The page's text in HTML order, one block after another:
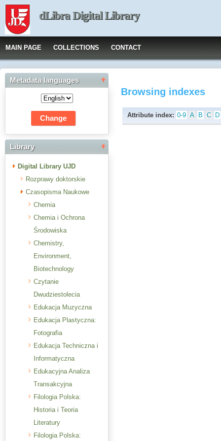
dLibra Digital Library
MAIN PAGE COLLECTIONS CONTACT
Metadata languages
Library
Digital Library UJD
Rozprawy doktorskie
Czasopisma Naukowe
Chemia
Chemia i Ochrona
Środowiska
Chemistry,
Environment,
Biotechnology
Czytanie
Dwudziestolecia
Edukacja Muzyczna
Edukacja Plastyczna:
Fotografia
Edukacja Techniczna i
Informatyczna
Edukacyjna Analiza
Transakcyjna
Filologia Polska:
Historia i Teoria
Literatury
Filologia Polska:
Browsing indexes
Attribute index: 0-9 A B C D